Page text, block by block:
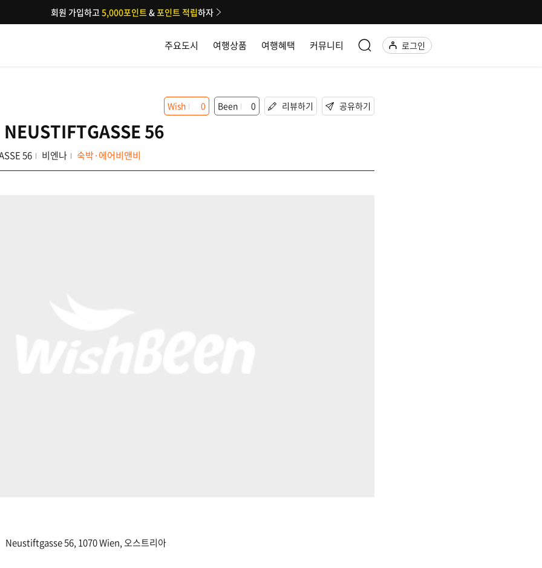
주요도시 여행상품 여행혜택 커뮤니티 로그인
회원 가입하고5,000포인트&포인트 적립하자
56
56 비엔나 숙박·에어비앤비
Wish 0 Been 0 리뷰하기 공유하기
Neustiftgasse 56, 1070 Wien, 오스트리아